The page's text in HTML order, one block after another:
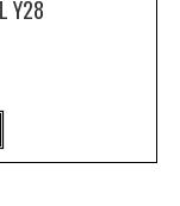
Y28